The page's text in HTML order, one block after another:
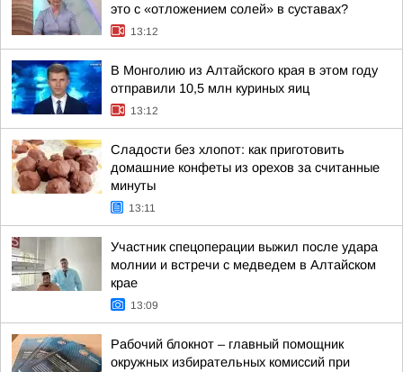
это с «отложением солей» в суставах?
13:12
В Монголию из Алтайского края в этом году
отправили 10,5 млн куриных яиц
13:12
Сладости без хлопот: как приготовить
домашние конфеты из орехов за считанные
минуты
13:11
Участник спецоперации выжил после удара
молнии и встречи с медведем в Алтайском
крае
13:09
Рабочий блокнот – главный помощник
окружных избирательных комиссий при